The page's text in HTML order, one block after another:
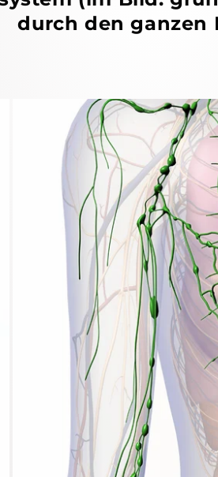
durch den ganzen